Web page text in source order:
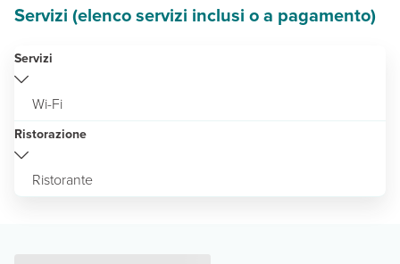
Servizi (elenco servizi inclusi o a pagamento)
Servizi
Wi-Fi
Ristorazione
Ristorante